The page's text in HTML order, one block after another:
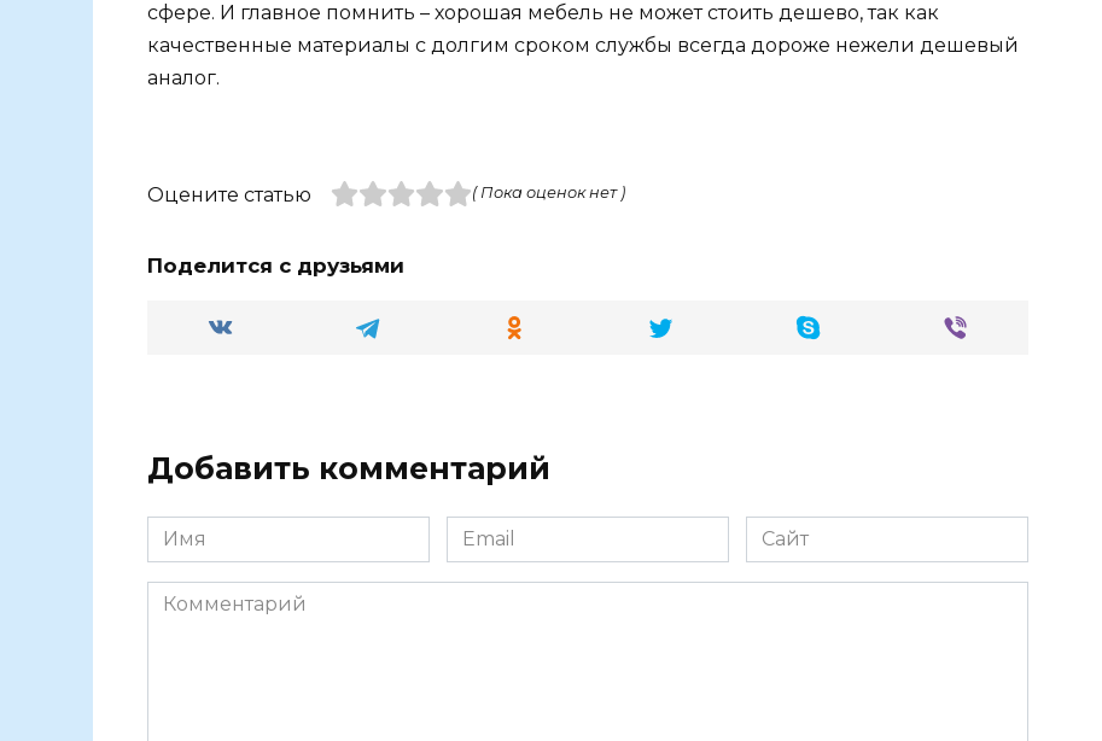
сфере. И главное помнить – хорошая мебель не может стоить дешево, так как
качественные материалы с долгим сроком службы всегда дороже нежели дешевый
аналог.
Оцените статью ( Пока оценок нет )
Поделится с друзьями
Добавить комментарий
Имя Email Сайт
Комментарий